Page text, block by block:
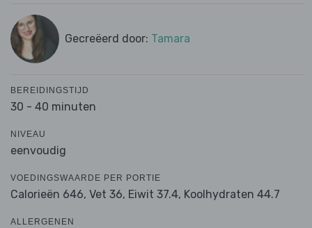
Gecreëerd door: Tamara
BEREIDINGSTIJD
30 - 40 minuten
NIVEAU
eenvoudig
VOEDINGSWAARDE PER PORTIE
Calorieën 646, Vet 36, Eiwit 37.4, Koolhydraten 44.7
ALLERGENEN